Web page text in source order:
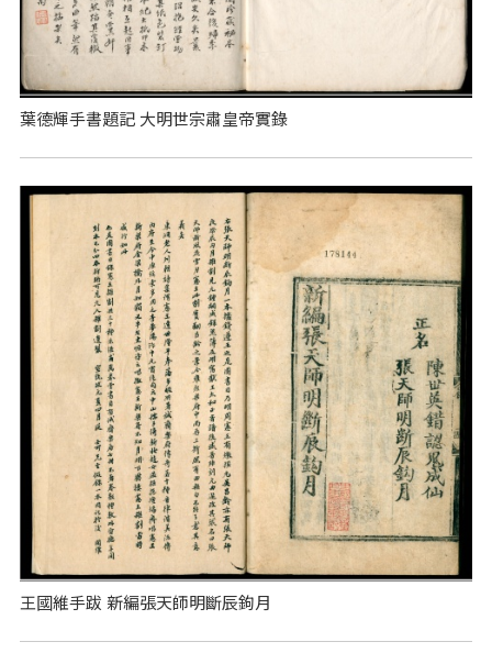
葉德輝手書題記 大明世宗肅皇帝實錄
王國維手跋 新編張天師明斷辰鉤月